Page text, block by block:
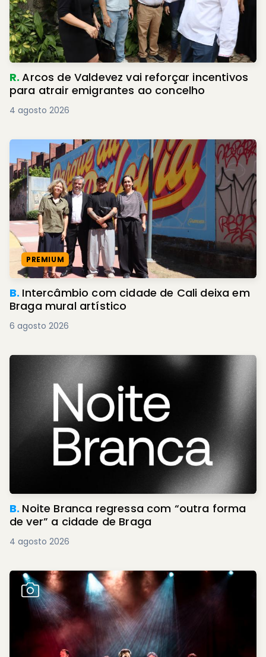
R.Arcos de Valdevez vai reforçar incentivos
para atrair emigrantes ao concelho
4 agosto 2026
PREMIUM
B. Intercâmbio com cidade de Cali deixa em
Braga mural artístico
6 agosto 2026
B. Noite Branca regressa com “outra forma
de ver” a cidade de Braga
4 agosto 2026